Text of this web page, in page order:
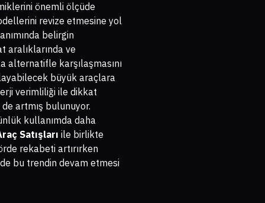
önemli ölçüde
revize etmesine yol
belirgin
aralıklarında ve
karşılaşmasını
büyük araçlara
verimliliği ile dikkat
artmış bulunuyor.
kullanımda daha
Satışları ile birlikte
rekabeti artırırken
bu trendin devam etmesi